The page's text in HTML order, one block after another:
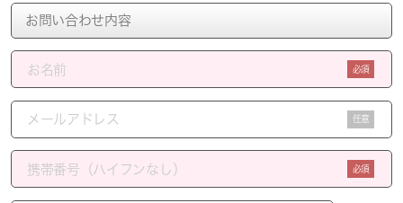
必須
任意
必須